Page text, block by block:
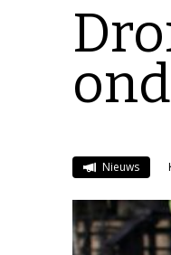
Nieuws